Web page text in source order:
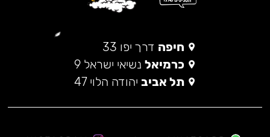
חיפה דרך יפו 33
כרמיאל נשיאי ישראל 9
תל אביב יהודה הלוי 47